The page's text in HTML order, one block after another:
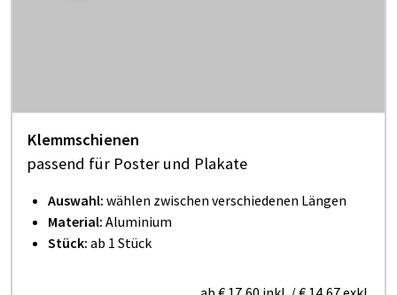
Klemmschienen
passend für Poster und Plakate
Auswahl: wählen zwischen verschiedenen Längen
Material: Aluminium
Stück: ab 1 Stück